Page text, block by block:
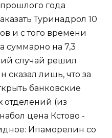
года
Туринадрол 10
и с того времени
суммарно на 7,3
случай решил
сказал лишь, что за
банковские
отделений (из
цена Кстово -
Ипаморелин со